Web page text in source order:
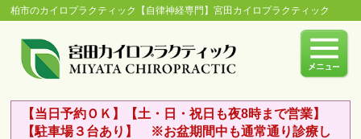
柏市のカイロプラクティック【自律神経専門】宮田カイロプラクティック
【当日予約ＯＫ】【土・日・祝日も夜8時まで営業】
【駐車場３台あり】 ※お盆期間中も通常通り診療し